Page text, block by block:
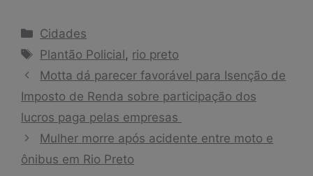
Categorias
Cidades
Tags
Plantão Policial, rio preto
Motta dá parecer favorável para Isenção de
Imposto de Renda sobre participação dos
lucros paga pelas empresas
Mulher morre após acidente entre moto e
ônibus em Rio Preto